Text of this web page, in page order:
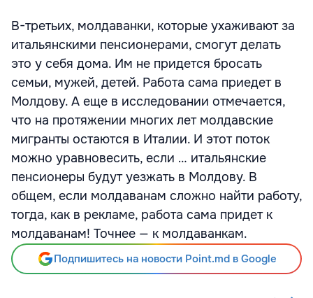
В-третьих, молдаванки, которые ухаживают за
итальянскими пенсионерами, смогут делать
это у себя дома. Им не придется бросать
семьи, мужей, детей. Работа сама приедет в
Молдову. А еще в исследовании отмечается,
что на протяжении многих лет молдавские
мигранты остаются в Италии. И этот поток
можно уравновесить, если … итальянские
пенсионеры будут уезжать в Молдову. В
общем, если молдаванам сложно найти работу,
тогда, как в рекламе, работа сама придет к
молдаванам! Точнее — к молдаванкам.
Подпишитесь на новости Point.md в Google